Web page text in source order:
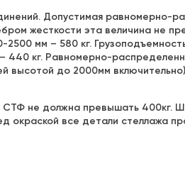
Допустимая равномерно-
жесткости эта величина не
мм – 580 кг.
кг. Равномерно-
высотой до 2000мм
не должна превышать 400кг.
окраской все детали стеллажа